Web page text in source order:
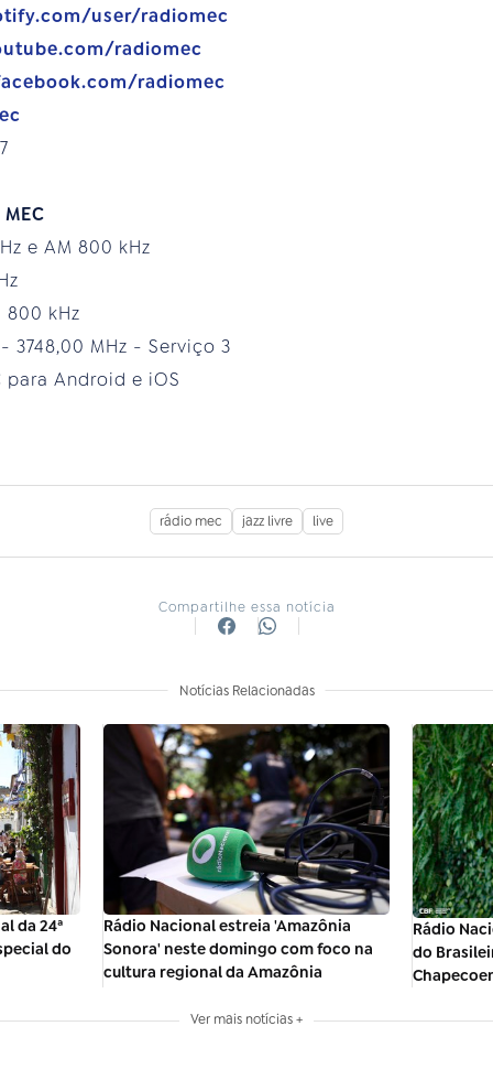
user/radiomec
radiomec
radiomec
e AM 800 kHz
800 kHz
3748,00 MHz - Serviço 3
para Android e iOS
rádio mec jazz livre live
Compartilhe essa notícia
Notícias Relacionadas
da 24ª
do
Rádio Nacional estreia 'Amazônia
Sonora' neste domingo com foco na
cultura regional da Amazônia
Rádio
do
Ver mais notícias +